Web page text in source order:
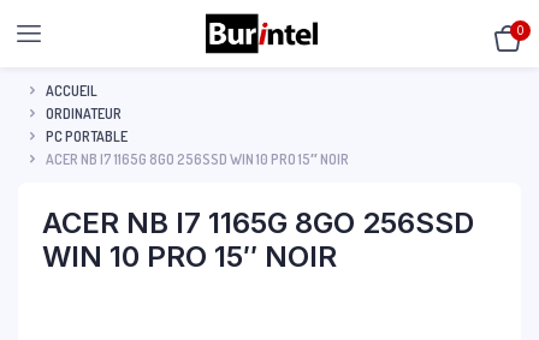
0
ACCUEIL
ORDINATEUR
PC PORTABLE
ACER NB I7 1165G 8GO 256SSD WIN 10 PRO 15″ NOIR
ACER NB I7 1165G 8GO 256SSD
WIN 10 PRO 15″ NOIR